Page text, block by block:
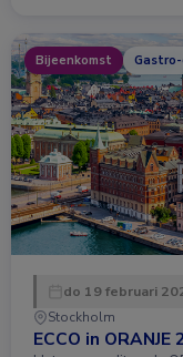
Bijeenkomst
do 19 februari
Stockholm
ECCO in ORANJE